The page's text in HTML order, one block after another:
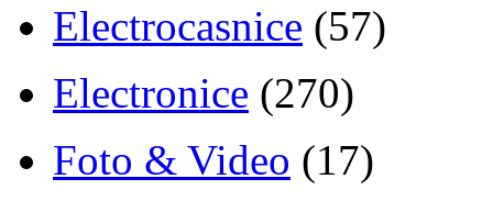
Electrocasnice (57)
Electronice (270)
Foto & Video (17)